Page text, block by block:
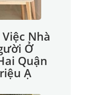
Nhà
Ở
Quận
Ạ